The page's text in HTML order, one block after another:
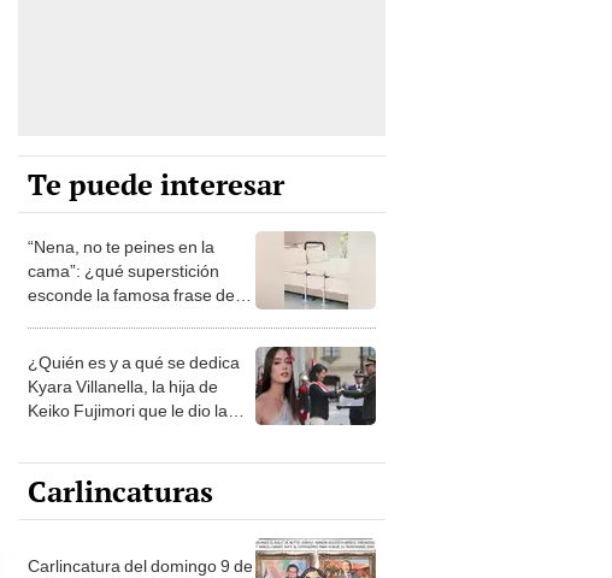
Te puede interesar
“Nena, no te peines en la
cama”: ¿qué superstición
esconde la famosa frase de
¿Quién es y a qué se dedica
Kyara Villanella, la hija de
Keiko Fujimori que le dio la
Carlincaturas
Carlincatura del domingo 9 de